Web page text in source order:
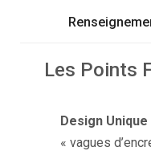
Les Points
Design Unique
« vagues